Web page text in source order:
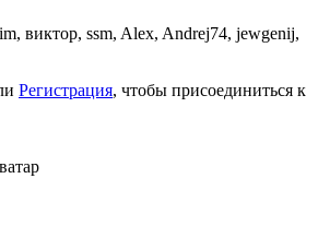
, виктор, ssm, Alex, Andrej74, jewgenij,
Регистрация, чтобы присоединиться к